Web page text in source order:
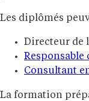
Les diplômés
Directeur de
Consultant
La formation